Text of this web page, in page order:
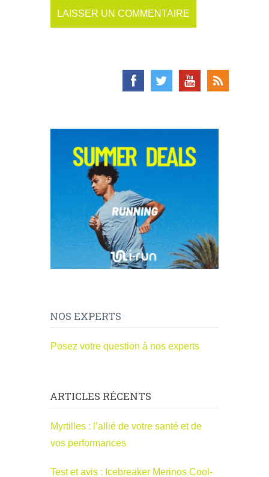
NOS EXPERTS
Posez votre question à nos experts
ARTICLES RÉCENTS
Myrtilles : l’allié de votre santé et de
vos performances
Test et avis : Icebreaker Merinos Cool-